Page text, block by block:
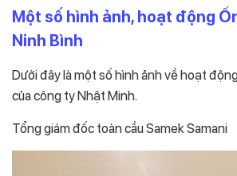
Một số hình ảnh, hoạt động
Ninh Bình
Dưới đây là một số hình ảnh về hoạt
của công ty Nhật Minh.
Tổng giám đốc toàn cầu Samek Samani